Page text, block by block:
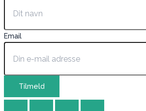
Email
Tilmeld